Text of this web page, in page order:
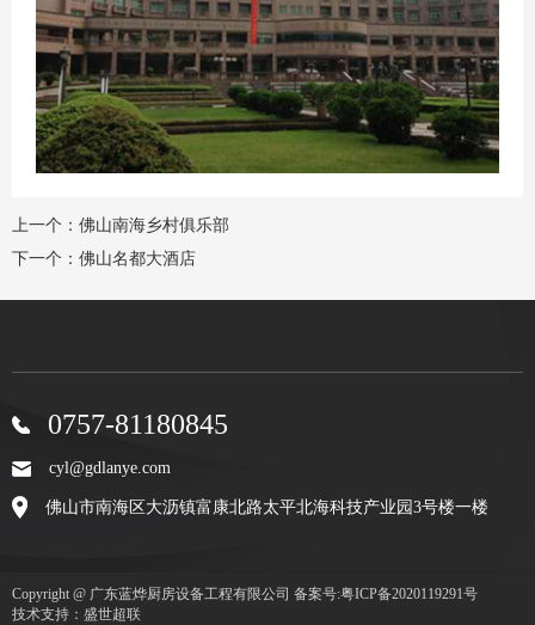
上一个： 佛山南海乡村俱乐部
下一个： 佛山名都大酒店
0757-81180845
cyl@gdlanye.com
佛山市南海区大沥镇富康北路太平北海科技产业园3号楼一楼
Copyright @ 广东蓝烨厨房设备工程有限公司 备案号:粤ICP备2020119291号
技术支持：盛世超联